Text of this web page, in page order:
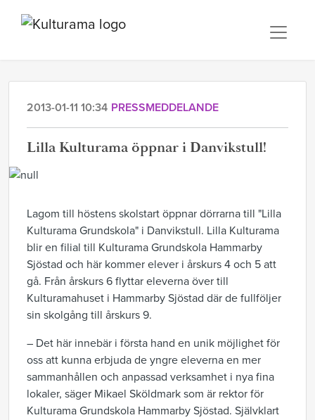
2013-01-11 10:34 PRESSMEDDELANDE
Lilla Kulturama öppnar i Danvikstull!
Lagom till höstens skolstart öppnar dörrarna till "Lilla
Kulturama Grundskola" i Danvikstull. Lilla Kulturama
blir en filial till Kulturama Grundskola Hammarby
Sjöstad och här kommer elever i årskurs 4 och 5 att
gå. Från årskurs 6 flyttar eleverna över till
Kulturamahuset i Hammarby Sjöstad där de fullföljer
sin skolgång till årskurs 9.
– Det här innebär i första hand en unik möjlighet för
oss att kunna erbjuda de yngre eleverna en mer
sammanhållen och anpassad verksamhet i nya fina
lokaler, säger Mikael Sköldmark som är rektor för
Kulturama Grundskola Hammarby Sjöstad. Självklart